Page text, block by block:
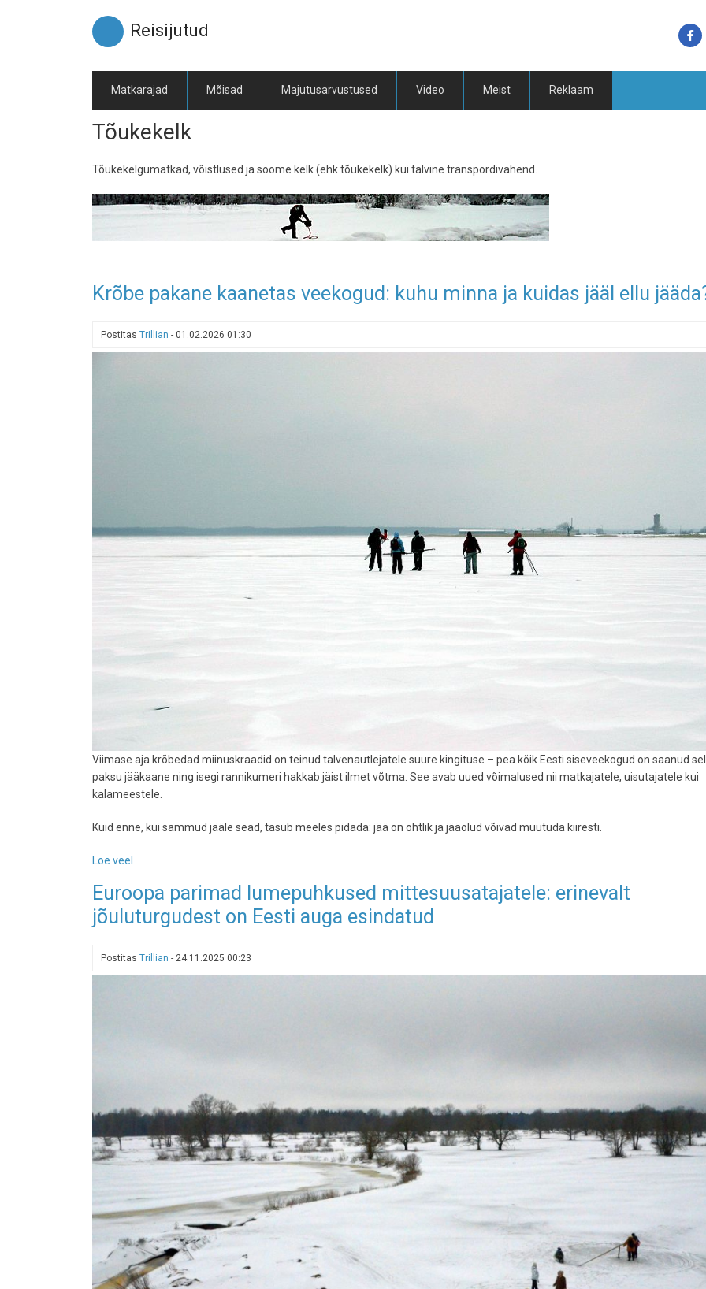
Reisijutud
Matkarajad Mõisad Majutusarvustused Video Meist Reklaam
Tõukekelk
Tõukekelgumatkad, võistlused ja soome kelk (ehk tõukekelk) kui talvine transpordivahend.
Krõbe pakane kaanetas veekogud: kuhu minna ja kuidas jääl ellu
Postitas Trillian - 01.02.2026 01:30
Viimase aja krõbedad miinuskraadid on teinud talvenautlejatele suure kingituse – pea kõik Eesti siseveekogud on saanud
paksu jääkaane ning isegi rannikumeri hakkab jäist ilmet võtma. See avab uued võimalused nii matkajatele, uisutajatele kui
kalameestele.
Kuid enne, kui sammud jääle sead, tasub meeles pidada: jää on ohtlik ja jääolud võivad muutuda kiiresti.
Loe veel
pakane
kaanetas
veekogud:
minna
Euroopa parimad lumepuhkused mittesuusatajatele: erinevalt
jõuluturgudest on Eesti auga esindatud
Postitas Trillian - 24.11.2025 00:23